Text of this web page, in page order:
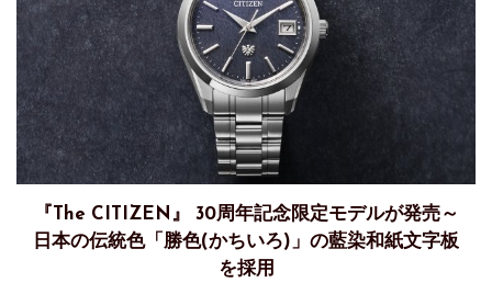
『The CITIZEN』 30周年記念限定モデルが発売～
日本の伝統色「勝色(かちいろ)」の藍染和紙文字板
を採用